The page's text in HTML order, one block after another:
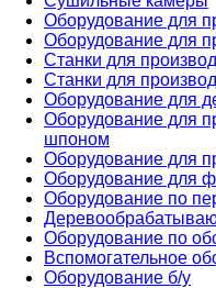
Оборудование для
Оборудование для
Станки для
Станки для
Оборудование для
Оборудование для
шпоном
Оборудование для
Оборудование для
Оборудование по
Оборудование по
Вспомогательное
Оборудование б/у